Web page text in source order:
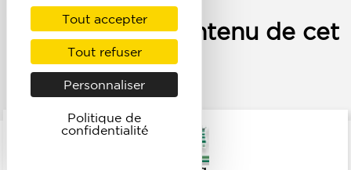
marques
associées au contenu de cet
article
Tout accepter
Tout refuser
Personnaliser
Politique de
confidentialité